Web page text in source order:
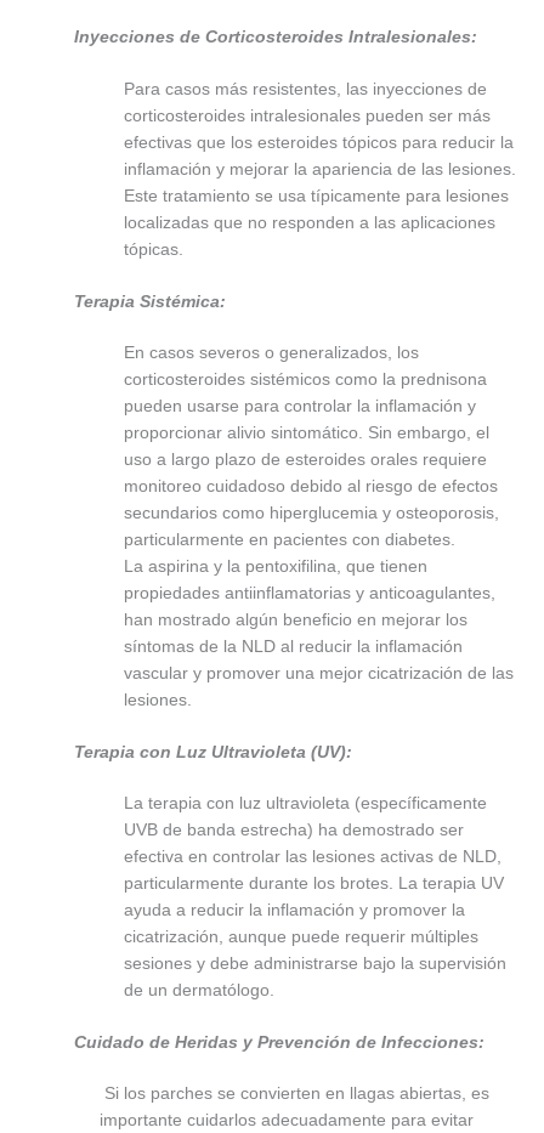
Inyecciones de Corticosteroides Intralesionales:
Para casos más resistentes, las inyecciones de
corticosteroides intralesionales pueden ser más
efectivas que los esteroides tópicos para reducir la
inflamación y mejorar la apariencia de las lesiones.
Este tratamiento se usa típicamente para lesiones
localizadas que no responden a las aplicaciones
tópicas.
Terapia Sistémica:
En casos severos o generalizados, los
corticosteroides sistémicos como la prednisona
pueden usarse para controlar la inflamación y
proporcionar alivio sintomático. Sin embargo, el
uso a largo plazo de esteroides orales requiere
monitoreo cuidadoso debido al riesgo de efectos
secundarios como hiperglucemia y osteoporosis,
particularmente en pacientes con diabetes.
La aspirina y la pentoxifilina, que tienen
propiedades antiinflamatorias y anticoagulantes,
han mostrado algún beneficio en mejorar los
síntomas de la NLD al reducir la inflamación
vascular y promover una mejor cicatrización de las
lesiones.
Terapia con Luz Ultravioleta (UV):
La terapia con luz ultravioleta (específicamente
UVB de banda estrecha) ha demostrado ser
efectiva en controlar las lesiones activas de NLD,
particularmente durante los brotes. La terapia UV
ayuda a reducir la inflamación y promover la
cicatrización, aunque puede requerir múltiples
sesiones y debe administrarse bajo la supervisión
de un dermatólogo.
Cuidado de Heridas y Prevención de Infecciones:
Si los parches se convierten en llagas abiertas, es
importante cuidarlos adecuadamente para evitar